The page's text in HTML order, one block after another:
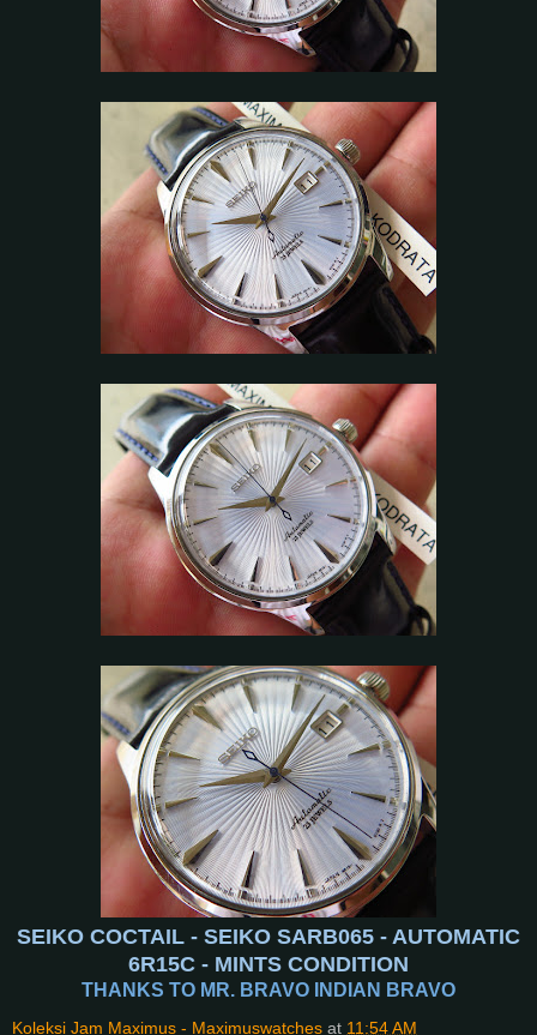
SEIKO COCTAIL - SEIKO SARB065 - AUTOMATIC
6R15C - MINTS CONDITION
THANKS TO MR. BRAVO INDIAN BRAVO
Koleksi Jam Maximus - Maximuswatches at 11:54 AM